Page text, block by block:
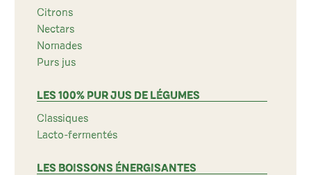
Citrons
Nectars
Nomades
Purs jus
LES 100% PUR JUS DE LÉGUMES
Classiques
Lacto-fermentés
LES BOISSONS ÉNERGISANTES